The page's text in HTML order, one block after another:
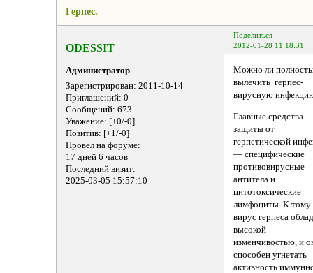
Герпес.
Поделиться
2012-01-28 11:18:31
ODESSIT
Администратор
Зарегистрирован: 2011-10-14
Приглашений: 0
Сообщений: 673
Уважение: [+0/-0]
Позитив: [+1/-0]
Провел на форуме:
17 дней 6 часов
Последний визит:
2025-03-05 15:57:10
Можно ли
вылечить герпес-
вирусную
Главные средства
защиты от
герпетической
— специфические
противовирусные
антитела и
цитотоксические
лимфоциты. К тому
вирус герпеса
высокой
изменчивостью, и
способен угнетать
активность